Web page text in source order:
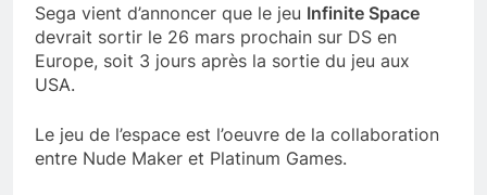
Sega vient d’annoncer que le jeu Infinite Space
devrait sortir le 26 mars prochain sur DS en
Europe, soit 3 jours après la sortie du jeu aux
USA.
Le jeu de l’espace est l’oeuvre de la collaboration
entre Nude Maker et Platinum Games.